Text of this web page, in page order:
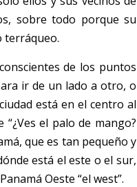
sobre todo porque su
terráqueo.
de los puntos
ir de un lado a otro, o
está en el centro al
el palo de mango?
que es tan pequeño y
está el este o el sur,
Oeste “el west”.